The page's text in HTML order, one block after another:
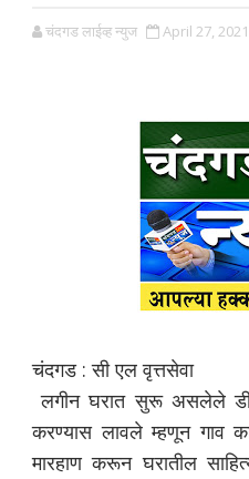
चंदगड लाईव्ह न्युज April 27, 2021
चंदगड : सी एल वृत्तसेवा
लगीन घरात सुरू असलेले
करण्यास लावले म्हणून गाव
मारहाण करून घरातील